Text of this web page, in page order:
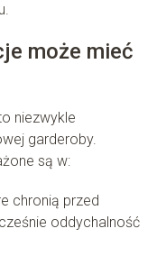
może mieć
niezwykle
garderoby.
są w:
chronią przed
oddychalność